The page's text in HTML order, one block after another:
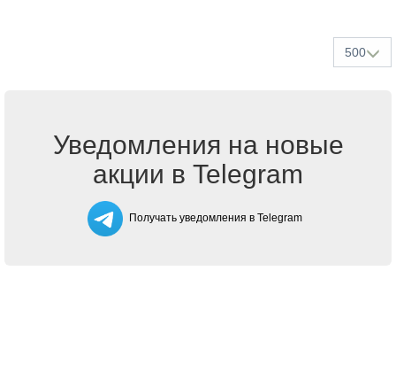
500
Уведомления на новые
акции в Telegram
Получать уведомления в Telegram